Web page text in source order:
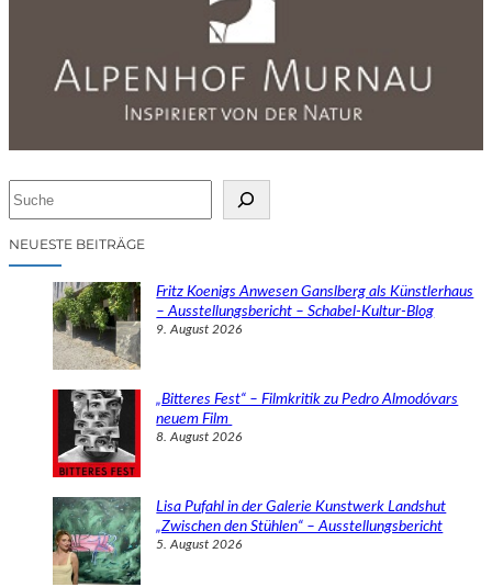
cNEUESTE BEITRÄGE
Fritz Koenigs Anwesen Ganslberg als Künstlerhaus
– Ausstellungsbericht – Schabel-Kultur-Blog
9. August 2026
„Bitteres Fest“ – Filmkritik zu Pedro Almodóvars
neuem Film
8. August 2026
Lisa Pufahl in der Galerie Kunstwerk Landshut
„Zwischen den Stühlen“ – Ausstellungsbericht
5. August 2026